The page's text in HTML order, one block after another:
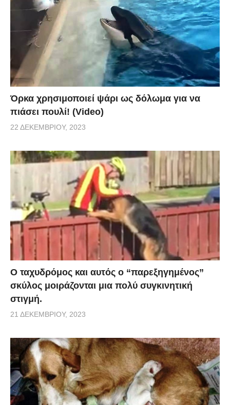
Όρκα χρησιμοποιεί ψάρι ως δόλωμα για να
πιάσει πουλί! (Video)
22 ΔΕΚΕΜΒΡΊΟΥ, 2023
Ο ταχυδρόμος και αυτός ο “παρεξηγημένος”
σκύλος μοιράζονται μια πολύ συγκινητική
στιγμή.
21 ΔΕΚΕΜΒΡΊΟΥ, 2023